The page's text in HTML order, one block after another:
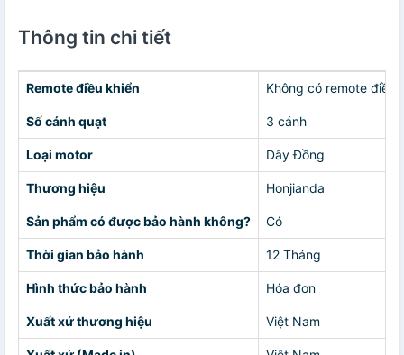
Thông tin chi tiết
Remote điều khiển Không có remote điều
Số cánh quạt 3 cánh
Loại motor Dây Đồng
Thương hiệu Honjianda
Sản phẩm có được bảo hành không? Có
Thời gian bảo hành 12 Tháng
Hình thức bảo hành Hóa đơn
Xuất xứ thương hiệu Việt Nam